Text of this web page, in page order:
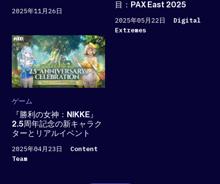
2025年11月26日
目：PAX East 2025
2025年05月22日
Digital
Extremes
ゲーム
『勝利の女神：NIKKE』
2.5周年記念の新キャラク
ターとリアルイベント
2025年04月23日
Content
Team